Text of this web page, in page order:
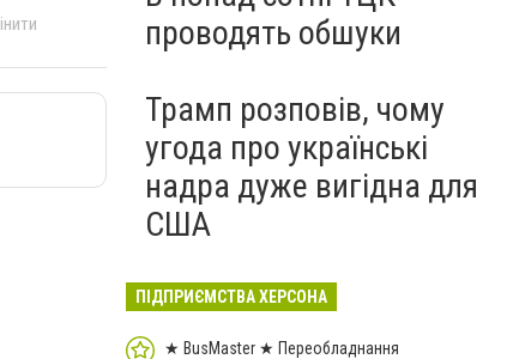
проводять обшуки
Трамп розповів, чому
угода про українські
надра дуже вигідна для
США
ПІДПРИЄМСТВА ХЕРСОНА
★ BusMaster ★ Переобладнання